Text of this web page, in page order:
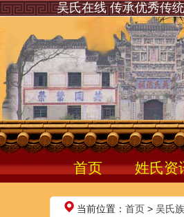
吴氏在线 传承优秀传
首页 姓氏资
当前位置： 首页 > 吴氏